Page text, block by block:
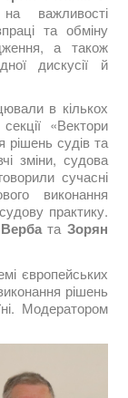
важливості
та обміну
а також
дискусії й
в кількох
«Вектори
рішень судів та
зміни, судова
сучасні
виконання
практику.
та Зорян
європейських
рішень
Модератором